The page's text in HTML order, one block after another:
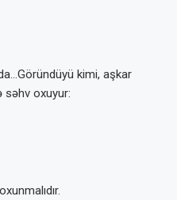
kimi, aşkar
səhv oxuyur: